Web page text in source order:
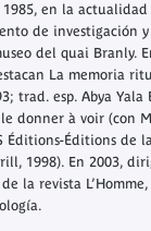
1985, en la actualidad
de investigación y
del quai Branly.
La memoria
trad. esp. Abya Yala
donner à voir(con
Éditions-Éditions de
1998). En 2003,
la revista L’Homme
.